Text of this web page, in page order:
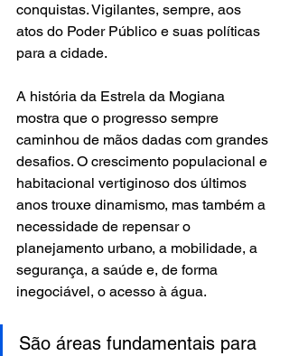
conquistas. Vigilantes, sempre, aos
atos do Poder Público e suas políticas
para a cidade.
A história da Estrela da Mogiana
mostra que o progresso sempre
caminhou de mãos dadas com grandes
desafios. O crescimento populacional e
habitacional vertiginoso dos últimos
anos trouxe dinamismo, mas também a
necessidade de repensar o
planejamento urbano, a mobilidade, a
segurança, a saúde e, de forma
inegociável, o acesso à água.
São áreas fundamentais para